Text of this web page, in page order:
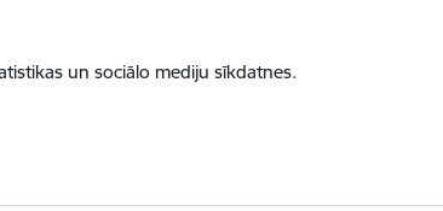
un sociālo mediju sīkdatnes.